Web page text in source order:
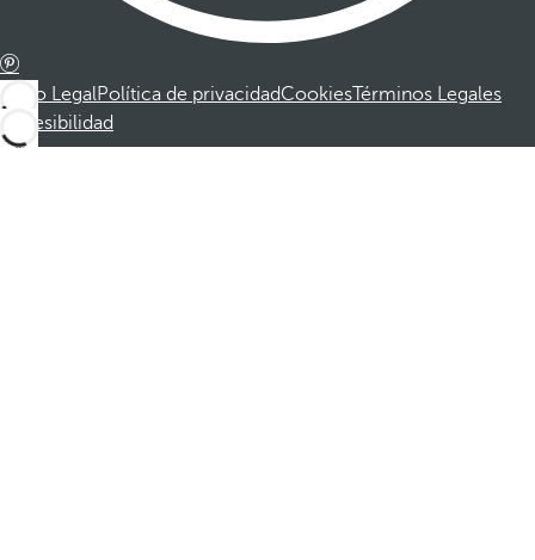
Aviso LegalPolítica de privacidadCookiesTérminos Legales
Accesibilidad